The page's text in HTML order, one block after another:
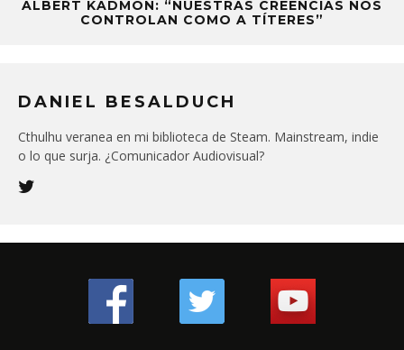
ALBERT KADMON: “NUESTRAS CREENCIAS NOS
CONTROLAN COMO A TÍTERES”
DANIEL BESALDUCH
Cthulhu veranea en mi biblioteca de Steam. Mainstream, indie
o lo que surja. ¿Comunicador Audiovisual?